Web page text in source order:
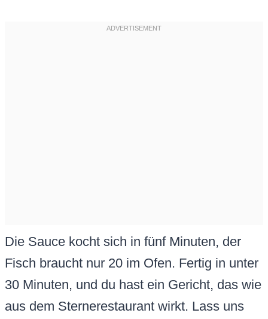
Die Sauce kocht sich in fünf Minuten, der
Fisch braucht nur 20 im Ofen. Fertig in unter
30 Minuten, und du hast ein Gericht, das wie
aus dem Sternerestaurant wirkt. Lass uns